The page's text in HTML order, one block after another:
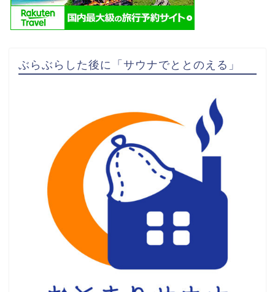
ぶらぶらした後に「サウナでととのえる」